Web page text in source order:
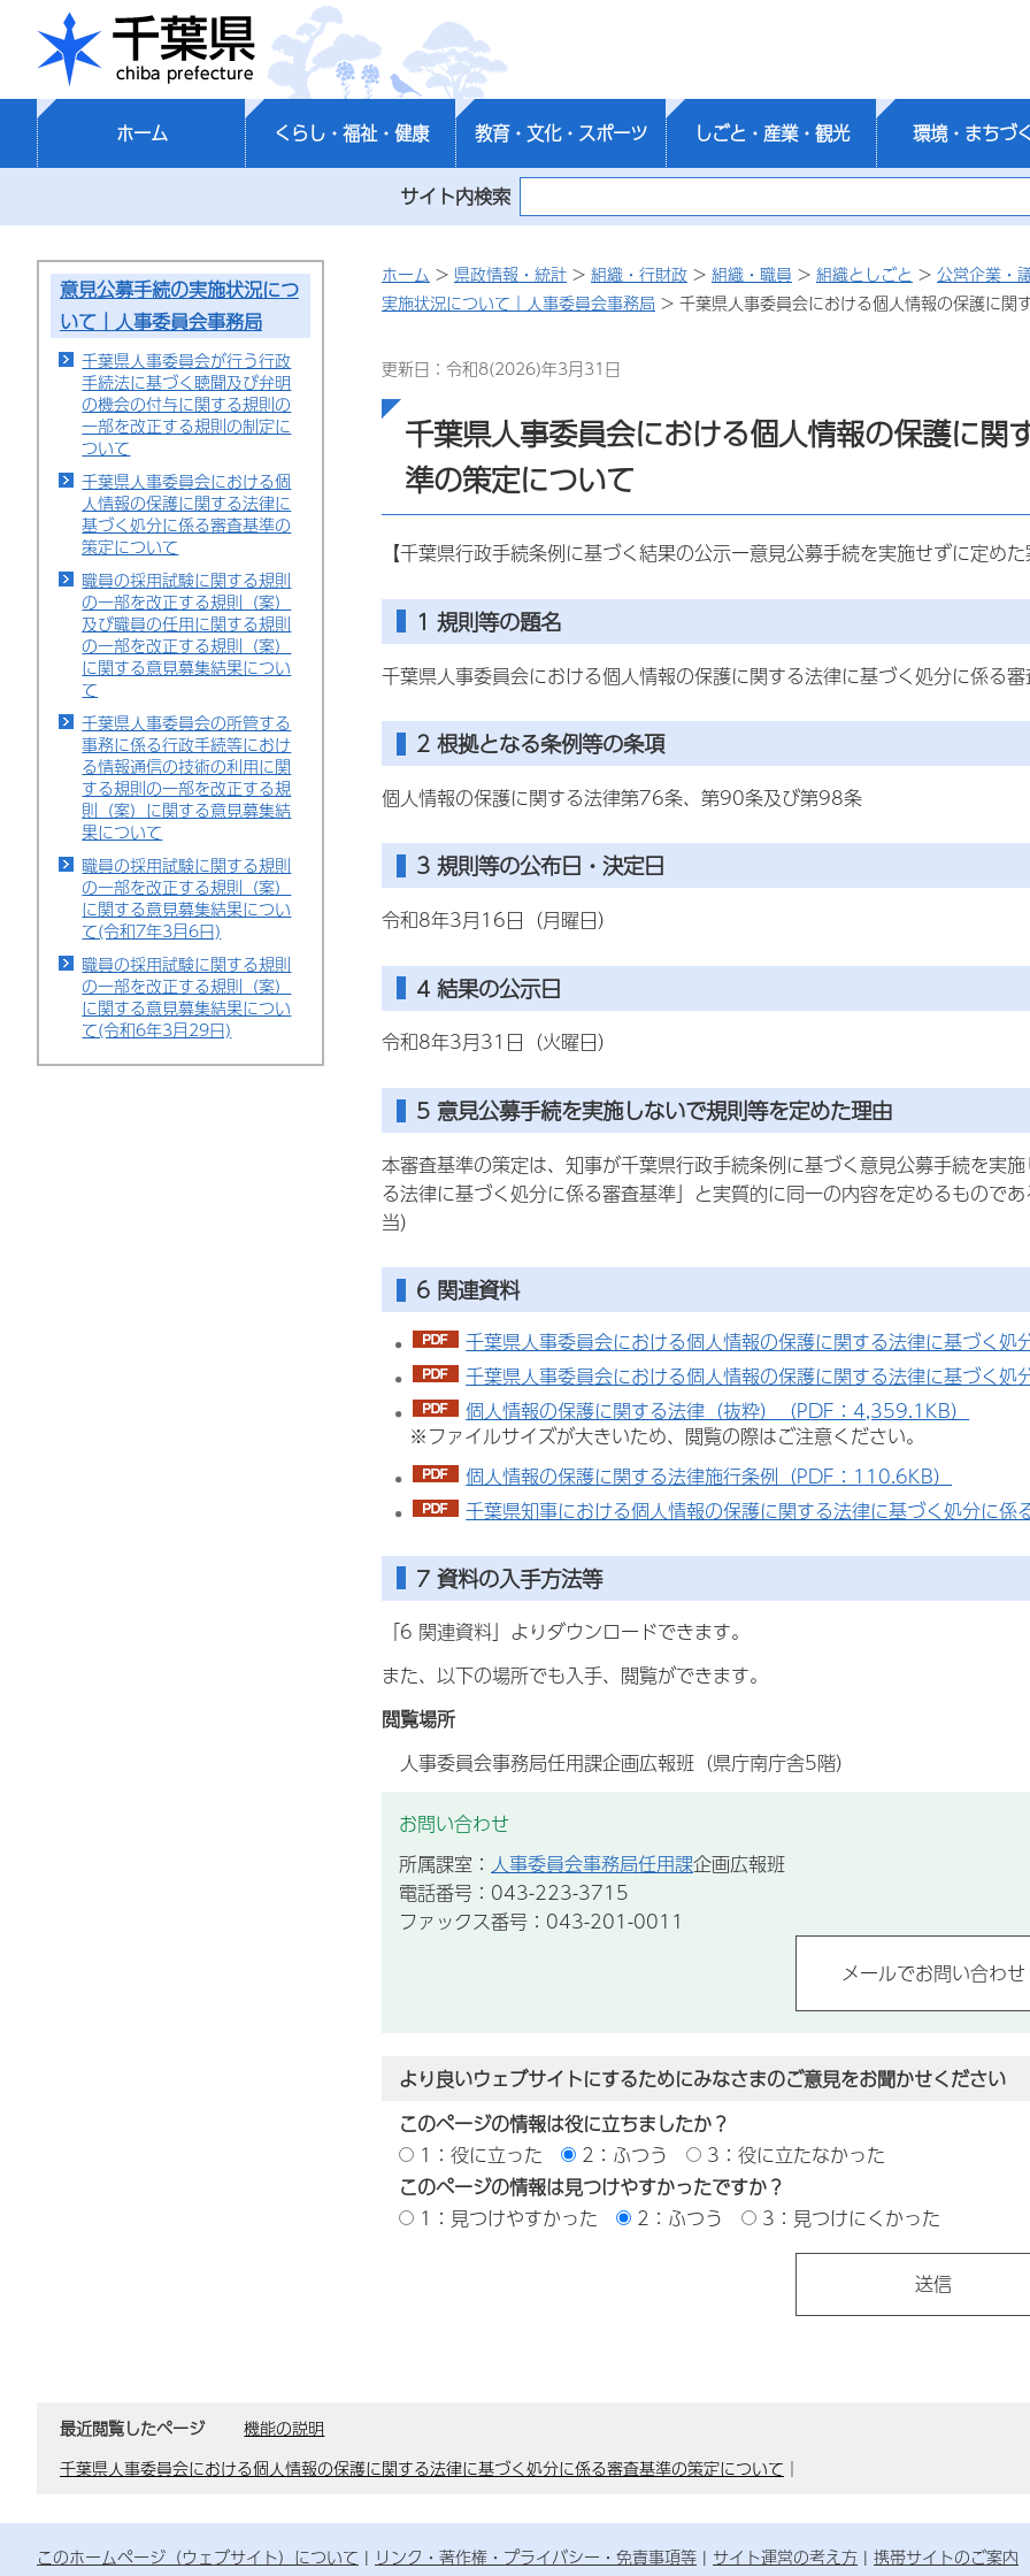
千葉県
ホーム くらし・福祉・健康 教育・文化・スポーツ しごと・産業・観光 環境・まちづ
サイト内検索
意見公募手続の実施状況につ
いて｜人事委員会事務局
千葉県人事委員会が行う行政
手続法に基づく聴聞及び弁明
の機会の付与に関する規則の
一部を改正する規則の制定に
ついて
千葉県人事委員会における個
人情報の保護に関する法律に
基づく処分に係る審査基準の
策定について
職員の採用試験に関する規則
の一部を改正する規則（案）
及び職員の任用に関する規則
の一部を改正する規則（案）
に関する意見募集結果につい
て
千葉県人事委員会の所管する
事務に係る行政手続等におけ
る情報通信の技術の利用に関
する規則の一部を改正する規
則（案）に関する意見募集結
果について
職員の採用試験に関する規則
の一部を改正する規則（案）
に関する意見募集結果につい
て(令和7年3月6日)
職員の採用試験に関する規則
の一部を改正する規則（案）
に関する意見募集結果につい
て(令和6年3月29日)
ホーム > 県政情報・統計 > 組織・行財政 > 組織・職員 > 組織としごと > 公営企業・
実施状況について｜人事委員会事務局 > 千葉県人事委員会における個人情報の保護に関
更新日：令和8(2026)年3月31日
千葉県人事委員会における個人情報の保護に関
準の策定について
【千葉県行政手続条例に基づく結果の公示ー意見公募手続を実施せずに定めた
1 規則等の題名
千葉県人事委員会における個人情報の保護に関する法律に基づく処分に係る
2 根拠となる条例等の条項
個人情報の保護に関する法律第76条、第90条及び第98条
3 規則等の公布日・決定日
令和8年3月16日（月曜日）
4 結果の公示日
令和8年3月31日（火曜日）
5 意見公募手続を実施しないで規則等を定めた理由
本審査基準の策定は、知事が千葉県行政手続条例に基づく意見公募手続を実
る法律に基づく処分に係る審査基準」と実質的に同一の内容を定めるもので
当）
6 関連資料
千葉県人事委員会における個人情報の保護に関する法律に基づく処
千葉県人事委員会における個人情報の保護に関する法律に基づく処
個人情報の保護に関する法律（抜粋）（PDF：4,359.1KB）
※ファイルサイズが大きいため、閲覧の際はご注意ください。
個人情報の保護に関する法律施行条例（PDF：110.6KB）
千葉県知事における個人情報の保護に関する法律に基づく処分に係
7 資料の入手方法等
「6 関連資料」よりダウンロードできます。
また、以下の場所でも入手、閲覧ができます。
閲覧場所
人事委員会事務局任用課企画広報班（県庁南庁舎5階）
お問い合わせ
所属課室： 人事委員会事務局任用課企画広報班
電話番号：043-223-3715
ファックス番号：043-201-0011
より良いウェブサイトにするためにみなさまのご意見をお聞かせください
このページの情報は役に立ちましたか？
1：役に立った
2：ふつう
3：役に立たなかった
このページの情報は見つけやすかったですか？
1：見つけやすかった
2：ふつう 3：見つけにくかった
最近閲覧したページ
機能の説明
千葉県人事委員会における個人情報の保護に関する法律に基づく処分に係る審査基準の策定について ｜
このホームページ（ウェブサイト）について リンク・著作権・プライバシー・免責事項等 サイト運営の考え方 携帯サイトのご案内